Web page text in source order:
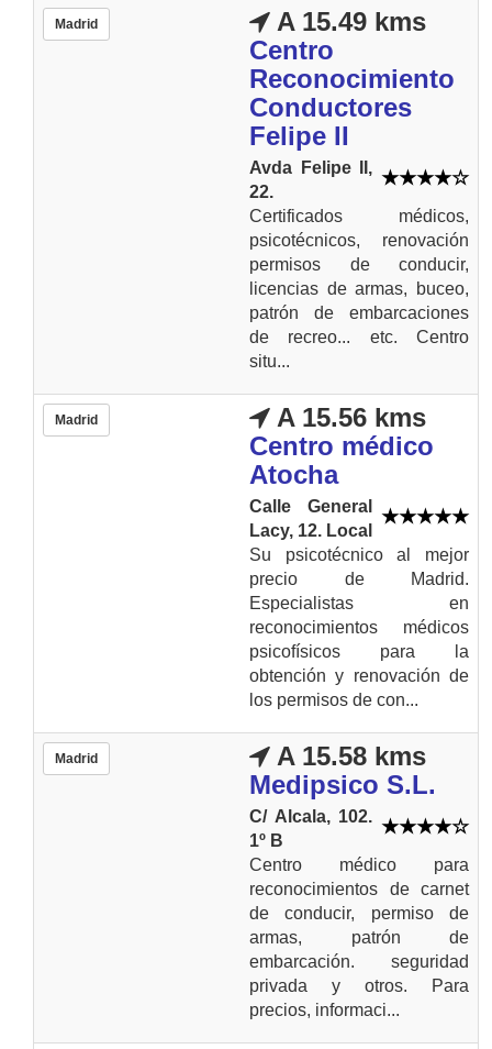
Madrid
A 15.49 kms
Centro
Reconocimiento
Conductores
Felipe II
Avda Felipe II,
22.
Certificados médicos,
psicotécnicos, renovación
permisos de conducir,
licencias de armas, buceo,
patrón de embarcaciones
de recreo... etc. Centro
situ...
Madrid
A 15.56 kms
Centro médico
Atocha
Calle General
Lacy, 12. Local
Su psicotécnico al mejor
precio de Madrid.
Especialistas en
reconocimientos médicos
psicofísicos para la
obtención y renovación de
los permisos de con...
Madrid
A 15.58 kms
Medipsico S.L.
C/ Alcala, 102.
1º B
Centro médico para
reconocimientos de carnet
de conducir, permiso de
armas, patrón de
embarcación. seguridad
privada y otros. Para
precios, informaci...